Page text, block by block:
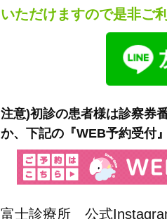
いただけますので是非ご
注意)初診の患者様は診察券
か、下記の『WEB予約受付
富士診療所 公式